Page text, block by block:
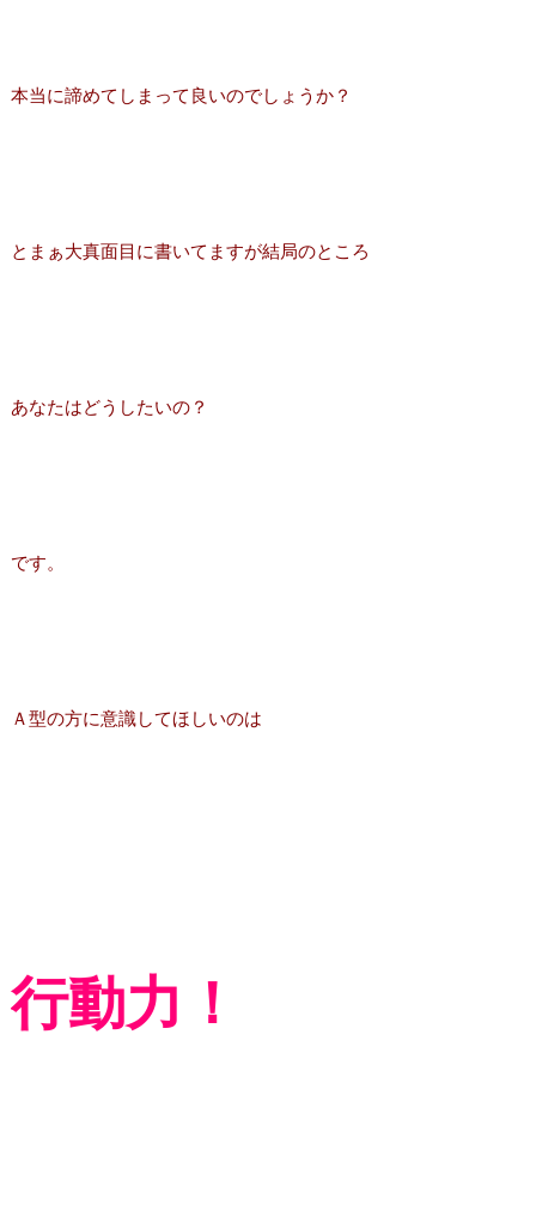
本当に諦めてしまって良いのでしょうか？
とまぁ大真面目に書いてますが結局のところ
あなたはどうしたいの？
です。
Ａ型の方に意識してほしいのは
行動力！